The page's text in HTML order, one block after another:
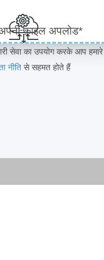
फ़ाइल अपलोड*
सेवा का उपयोग करके आप हमारे
नीतिसे सहमत होते हैं